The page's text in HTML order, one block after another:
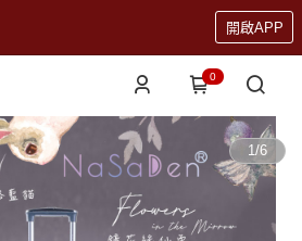
開啟APP
0
1/6